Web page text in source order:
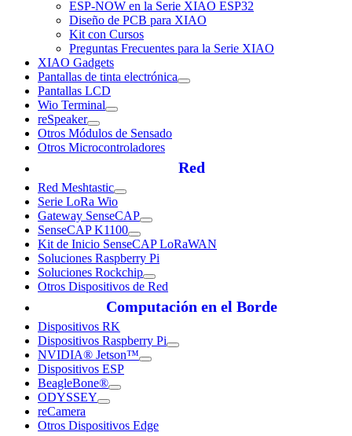
ESP-NOW en la Serie XIAO ESP32
Diseño de PCB para XIAO
Kit con Cursos
Preguntas Frecuentes para la Serie XIAO
XIAO Gadgets
Pantallas de tinta electrónica
Pantallas LCD
Wio Terminal
reSpeaker
Otros Módulos de Sensado
Otros Microcontroladores
Red
Red Meshtastic
Serie LoRa Wio
Gateway SenseCAP
SenseCAP K1100
Kit de Inicio SenseCAP LoRaWAN
Soluciones Raspberry Pi
Soluciones Rockchip
Otros Dispositivos de Red
Computación en el Borde
Dispositivos RK
Dispositivos Raspberry Pi
NVIDIA® Jetson™
Dispositivos ESP
BeagleBone®
ODYSSEY
reCamera
Otros Dispositivos Edge